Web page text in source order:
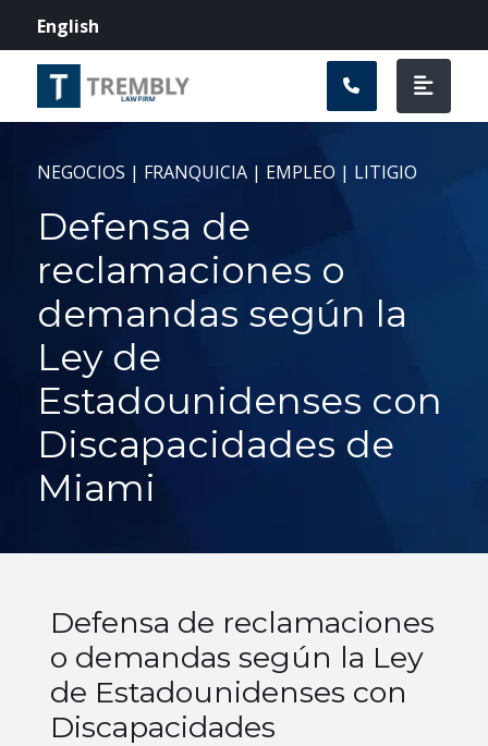
English
NEGOCIOS | FRANQUICIA | EMPLEO | LITIGIO
Defensa de
reclamaciones o
demandas según la
Ley de
Estadounidenses con
Discapacidades de
Miami
Defensa de reclamaciones
o demandas según la Ley
de Estadounidenses con
Discapacidades